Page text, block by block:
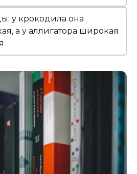
у крокодила она
а у аллигатора широкая